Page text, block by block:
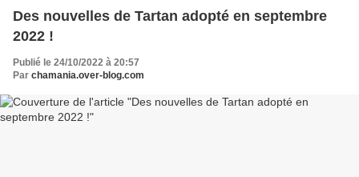
Des nouvelles de Tartan adopté en septembre
2022 !
Publié le 24/10/2022 à 20:57
Par chamania.over-blog.com